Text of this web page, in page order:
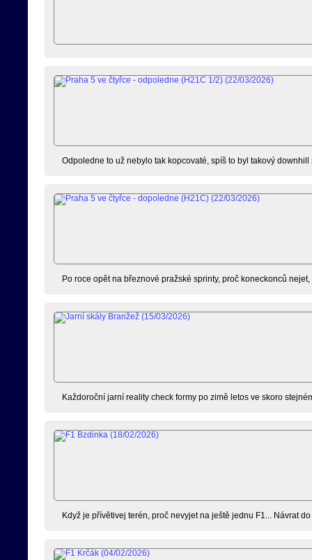
Odpoledne to už nebylo tak kopcovaté, spíš to byl takový
Po roce opět na březnové pražské sprinty, proč koneckonců
Každoroční jarní reality check formy po zimě letos ve skoro
Když je přívětivej terén, proč nevyjet na ještě jednu F1... Návrat